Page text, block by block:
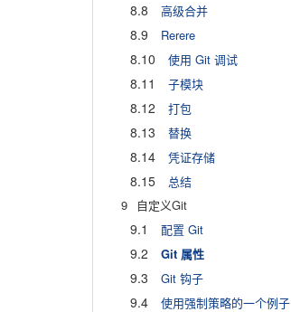
8.8 高级合并
8.9 Rerere
8.10 使用 Git 调试
8.11 子模块
8.12 打包
8.13 替换
8.14 凭证存储
8.15
总结
9
自定义Git
9.1 配置 Git
9.2 Git 属性
9.3 Git 钩子
9.4
使用强制策略的一个例子